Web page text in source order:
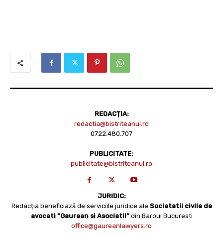
REDACȚIA:
redactia@bistriteanul.ro
0722.480.707
PUBLICITATE:
publicitate@bistriteanul.ro
JURIDIC:
Redacția beneficiază de serviciile juridice ale Societatii civile de
avocati “Gaurean si Asociatii” din Baroul Bucuresti
office@gaureanlawyers.ro